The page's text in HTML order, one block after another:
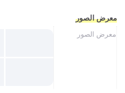
معرض الصور
معرض الصور